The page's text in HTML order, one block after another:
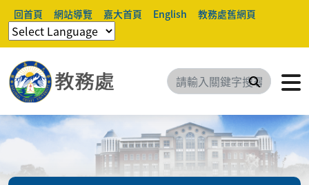
回首頁 網站導覽 嘉大首頁 English 教務處舊網頁
搜尋